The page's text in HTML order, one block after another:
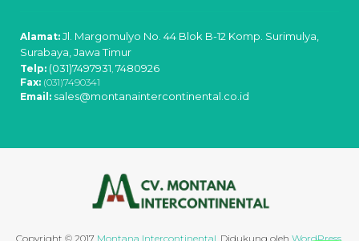
Alamat: Jl. Margomulyo No. 44 Blok B-12 Komp. Surimulya,
Surabaya, Jawa Timur
Telp: (031)7497931 7480926
Fax: (031)7490341
Email: sales@montanaintercontinental.co.id
Copyright © 2017 Montana Intercontinental Didukung oleh WordPress.